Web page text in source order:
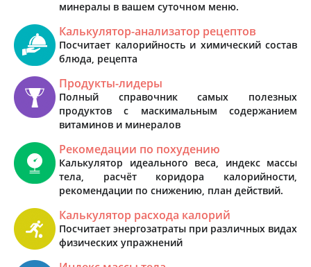
минералы в вашем суточном меню.
Калькулятор-анализатор рецептов
Посчитает калорийность и химический состав
блюда, рецепта
Продукты-лидеры
Полный справочник самых полезных
продуктов с маскимальным содержанием
витаминов и минералов
Рекомедации по похудению
Калькулятор идеального веса, индекс массы
тела, расчёт коридора калорийности,
рекомендации по снижению, план действий.
Калькулятор расхода калорий
Посчитает энергозатраты при различных видах
физических упражнений